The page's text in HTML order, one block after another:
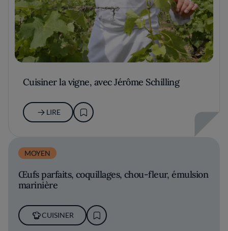
Cuisiner la vigne, avec Jérôme Schilling
LIRE
MOYEN
Œufs parfaits, coquillages, chou-fleur, émulsion
marinière
CUISINER